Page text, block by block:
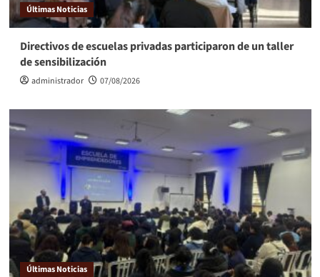
Últimas Noticias
Directivos de escuelas privadas participaron de un taller
de sensibilización
administrador 07/08/2026
Últimas Noticias